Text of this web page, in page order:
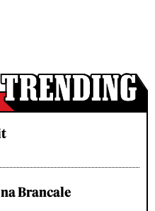
Brancale